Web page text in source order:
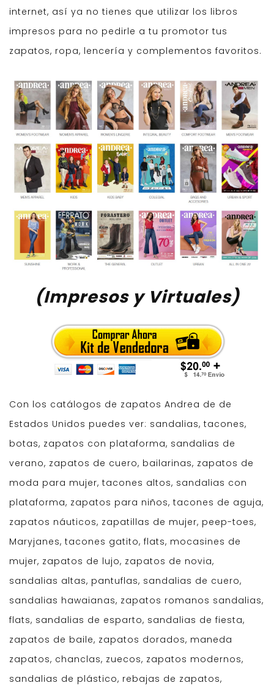
internet, así ya no tienes que utilizar los libros
impresos para no pedirle a tu promotor tus
zapatos, ropa, lencería y complementos favoritos.
(Impresos y Virtuales)
Con los catálogos de zapatos Andrea de de
Estados Unidos puedes ver: sandalias, tacones,
botas, zapatos con plataforma, sandalias de
verano, zapatos de cuero, bailarinas, zapatos de
moda para mujer, tacones altos, sandalias con
plataforma, zapatos para niños, tacones de aguja,
zapatos náuticos, zapatillas de mujer, peep-toes,
Maryjanes, tacones gatito, flats, mocasines de
mujer, zapatos de lujo, zapatos de novia,
sandalias altas, pantuflas, sandalias de cuero,
sandalias hawaianas, zapatos romanos sandalias,
flats, sandalias de esparto, sandalias de fiesta,
zapatos de baile, zapatos dorados, maneda
zapatos, chanclas, zuecos, zapatos modernos,
sandalias de plástico, rebajas de zapatos,